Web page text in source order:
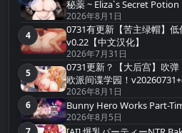
秘薬 ~ Eliza`s Secret Potion
2026年8月1日
第4名
4
0731有更新【苦主绿帽】
v0.22【中文汉化】
2026年7月31日
第5名
5
0731更新？【大后宫】吹
欧派间谍学园！v20260731+
2026年8月1日
第6名
6 Bunny Hero Works Part-
2026年8月5日